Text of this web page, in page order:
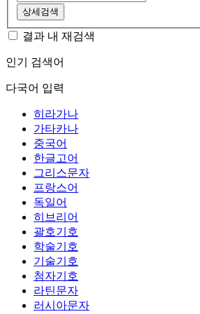
상세검색
결과 내 재검색
인기 검색어
다국어 입력
히라가나
가타카나
중국어
한글고어
그리스문자
프랑스어
독일어
히브리어
괄호기호
학술기호
기술기호
첨자기호
라틴문자
러시아문자